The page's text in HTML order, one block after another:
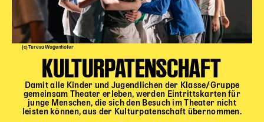
KULTURPATENSCHAFT
Damit alle Kinder und Jugendlichen der Klasse/Gruppe
gemeinsam Theater erleben, werden Eintrittskarten für
junge Menschen, die sich den Besuch im Theater nicht
leisten können, aus der Kulturpatenschaft übernommen.
(c) Teresa Wagenhofer